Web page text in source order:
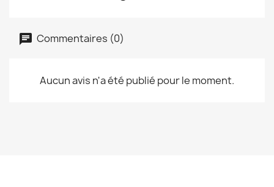
Commentaires (0)
Aucun avis n'a été publié pour le moment.